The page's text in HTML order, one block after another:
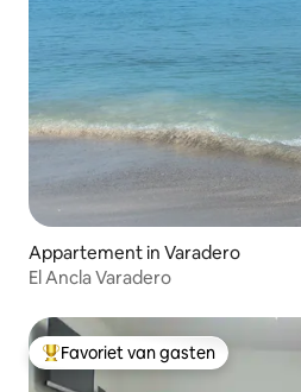
Appartement in Varadero
El Ancla Varadero
Topfavoriet van gasten
Favoriet van gasten